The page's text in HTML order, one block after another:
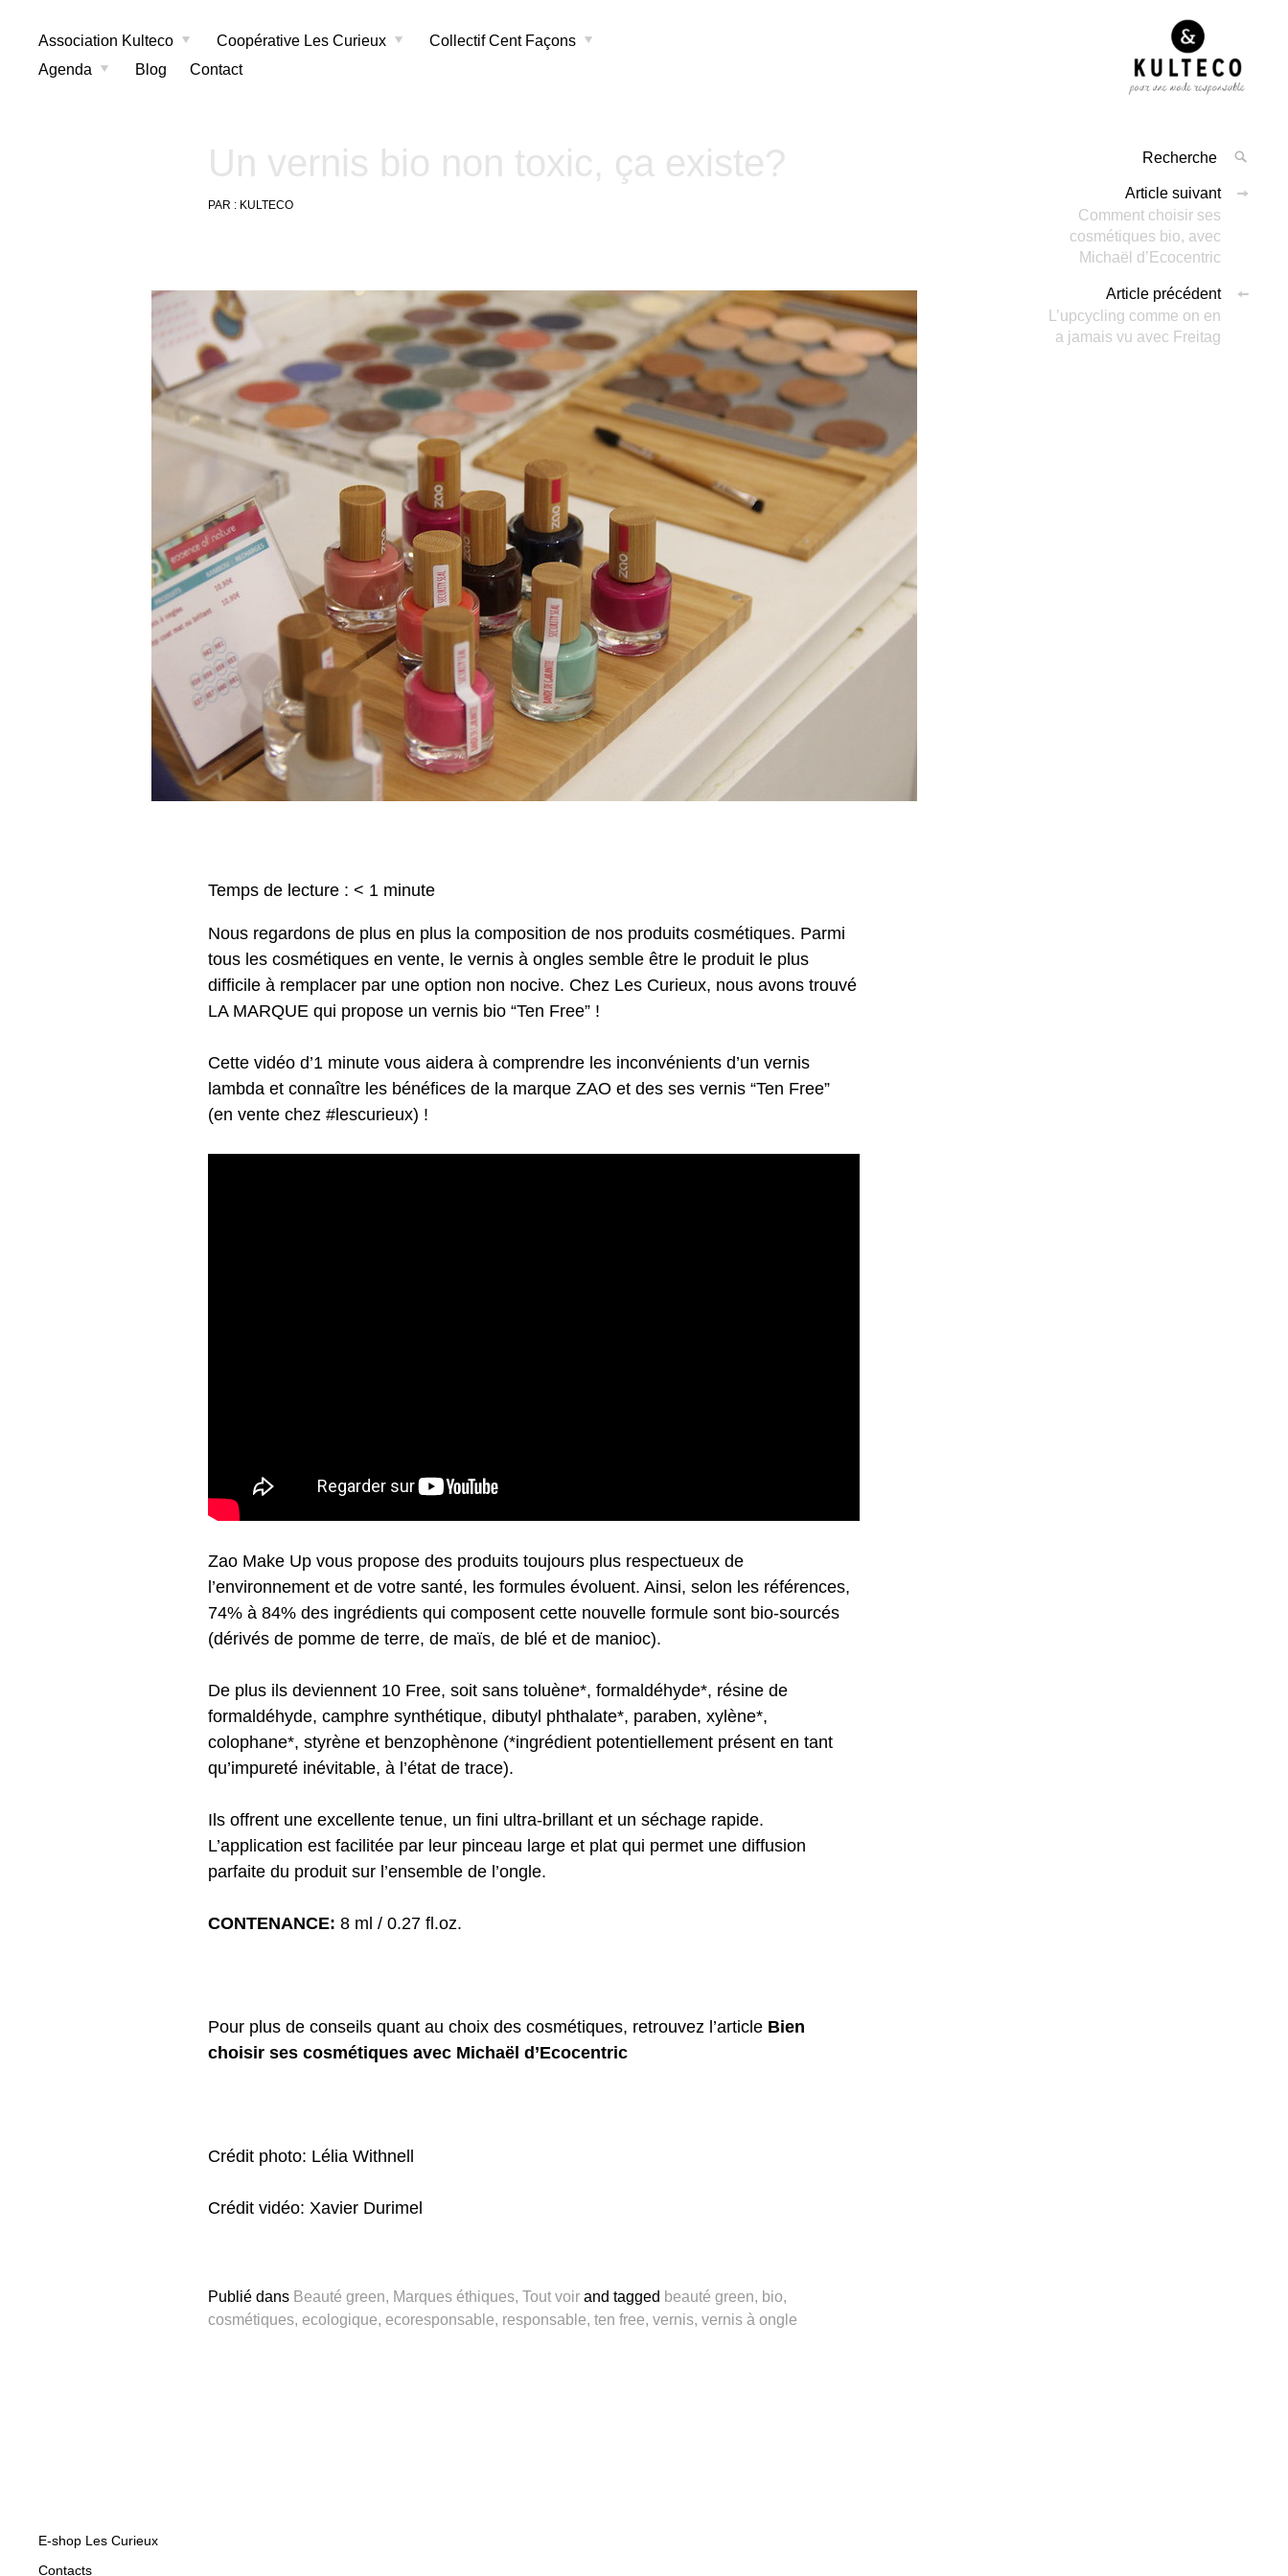
Association Kulteco Coopérative Les Curieux
Collectif Cent Façons
Agenda
Blog Contact
Un vernis bio non toxic, ça existe?
PAR : KULTECO
Temps de lecture : < 1 minute
Nous regardons de plus en plus la composition de nos produits cosmétiques. Parmi
tous les cosmétiques en vente, le vernis à ongles semble être le produit le plus
difficile à remplacer par une option non nocive. Chez Les Curieux, nous avons trouvé
LA MARQUE qui propose un vernis bio “Ten Free” !
Cette vidéo d’1 minute vous aidera à comprendre les inconvénients d’un vernis
lambda et connaître les bénéfices de la marque ZAO et des ses vernis “Ten Free”
(en vente chez #lescurieux) !
Zao Make Up vous propose des produits toujours plus respectueux de
l’environnement et de votre santé, les formules évoluent. Ainsi, selon les références,
74% à 84% des ingrédients qui composent cette nouvelle formule sont bio-sourcés
(dérivés de pomme de terre, de maïs, de blé et de manioc).
De plus ils deviennent 10 Free, soit sans toluène*, formaldéhyde*, résine de
formaldéhyde, camphre synthétique, dibutyl phthalate*, paraben, xylène*,
colophane*, styrène et benzophènone (*ingrédient potentiellement présent en tant
qu’impureté inévitable, à l’état de trace).
Ils offrent une excellente tenue, un fini ultra-brillant et un séchage rapide.
L’application est facilitée par leur pinceau large et plat qui permet une diffusion
parfaite du produit sur l’ensemble de l’ongle.
CONTENANCE: 8 ml / 0.27 fl.oz.
Pour plus de conseils quant au choix des cosmétiques, retrouvez l’article Bien
choisir ses cosmétiques avec Michaël d’Ecocentric
Crédit photo: Lélia Withnell
Crédit vidéo: Xavier Durimel
Publié dans Beauté green, Marques éthiques, Tout voir and tagged beauté green, bio,
cosmétiques, ecologique, ecoresponsable, responsable, ten free, vernis, vernis à ongle
Article suivant
Comment choisir ses
cosmétiques bio, avec
Michaël d’Ecocentric
Article précédent
L’upcycling comme on en
a jamais vu avec Freitag
E-shop Les Curieux
Contacts